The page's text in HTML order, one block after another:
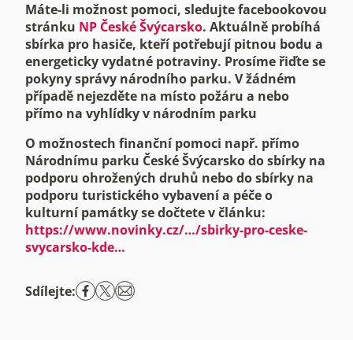
Máte-li možnost pomoci, sledujte facebookovou
stránku NP České Švýcarsko. Aktuálně probíhá
sbírka pro hasiče, kteří potřebují pitnou bodu a
energeticky vydatné potraviny. Prosíme řiďte se
pokyny správy národního parku. V žádném
případě nejezděte na místo požáru a nebo
přímo na vyhlídky v národním parku
O možnostech finanční pomoci např. přímo
Národnímu parku České Švýcarsko do sbírky na
podporu ohrožených druhů nebo do sbírky na
podporu turistického vybavení a péče o
kulturní památky se dočtete v článku:
https://www.novinky.cz/…/sbirky-pro-ceske-
svycarsko-kde…
Sdílejte: